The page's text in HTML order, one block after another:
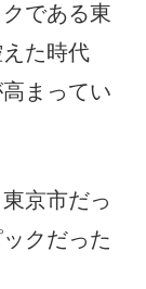
である東
た時代
まってい
京市だっ
クだった